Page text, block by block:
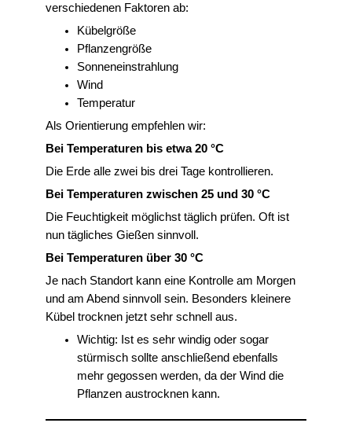
verschiedenen Faktoren ab:
Kübelgröße
Pflanzengröße
Sonneneinstrahlung
Wind
Temperatur
Als Orientierung empfehlen wir:
Bei Temperaturen bis etwa 20 °C
Die Erde alle zwei bis drei Tage kontrollieren.
Bei Temperaturen zwischen 25 und 30 °C
Die Feuchtigkeit möglichst täglich prüfen. Oft ist
nun tägliches Gießen sinnvoll.
Bei Temperaturen über 30 °C
Je nach Standort kann eine Kontrolle am Morgen
und am Abend sinnvoll sein. Besonders kleinere
Kübel trocknen jetzt sehr schnell aus.
Wichtig: Ist es sehr windig oder sogar
stürmisch sollte anschließend ebenfalls
mehr gegossen werden, da der Wind die
Pflanzen austrocknen kann.